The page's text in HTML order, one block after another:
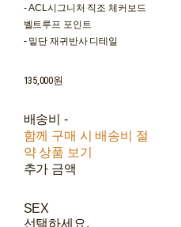
- ACL시그니처 직조 체커보드
벨트루프 포인트
- 밑단 재귀반사 디테일
135,000원
배송비 -
함께 구매 시 배송비 절
약 상품 보기
추가 금액
SEX
선택하세요.